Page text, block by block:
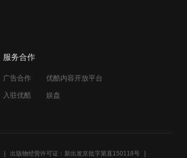
服务合作
广告合作 优酷内容开放平台
入驻优酷 娱盘
出版物经营许可证：新出发京批字第直150118号